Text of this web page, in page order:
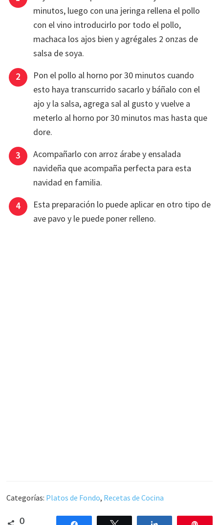
minutos, luego con una jeringa rellena el pollo
con el vino introducirlo por todo el pollo,
machaca los ajos bien y agrégales 2 onzas de
salsa de soya.
Pon el pollo al horno por 30 minutos cuando
esto haya transcurrido sacarlo y báñalo con el
ajo y la salsa, agrega sal al gusto y vuelve a
meterlo al horno por 30 minutos mas hasta que
dore.
Acompañarlo con arroz árabe y ensalada
navideña que acompaña perfecta para esta
navidad en familia.
Esta preparación lo puede aplicar en otro tipo de
ave pavo y le puede poner relleno.
Categorías: Platos de Fondo, Recetas de Cocina
0